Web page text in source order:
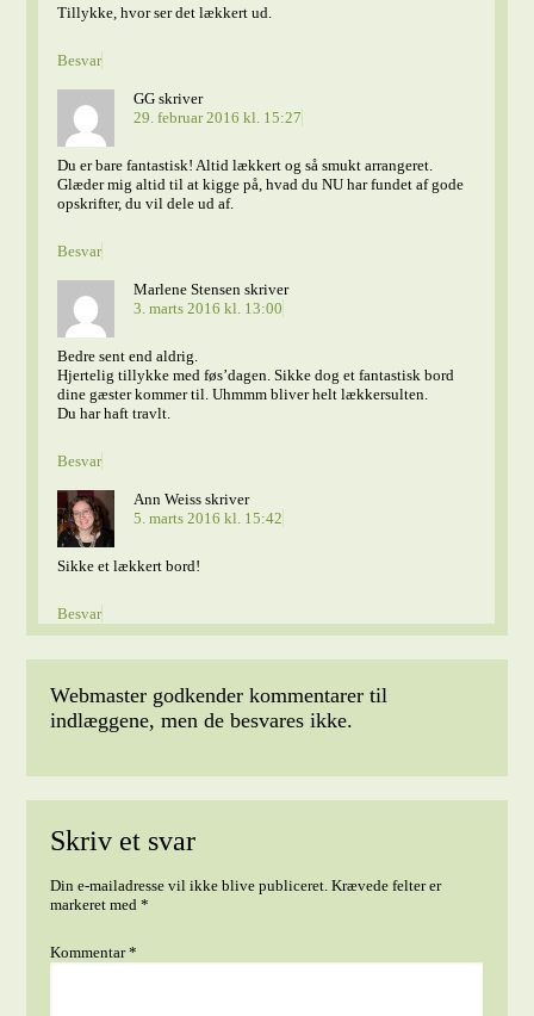
Tillykke, hvor ser det lækkert ud.
Besvar
GG skriver
29. februar 2016 kl. 15:27
Du er bare fantastisk! Altid lækkert og så smukt arrangeret.
Glæder mig altid til at kigge på, hvad du NU har fundet af gode
opskrifter, du vil dele ud af.
Besvar
Marlene Stensen skriver
3. marts 2016 kl. 13:00
Bedre sent end aldrig.
Hjertelig tillykke med føs’dagen. Sikke dog et fantastisk bord
dine gæster kommer til. Uhmmm bliver helt lækkersulten.
Du har haft travlt.
Besvar
Ann Weiss skriver
5. marts 2016 kl. 15:42
Sikke et lækkert bord!
Besvar
Webmaster godkender kommentarer til
indlæggene, men de besvares ikke.
Skriv et svar
Din e-mailadresse vil ikke blive publiceret. Krævede felter er
markeret med*
Kommentar*